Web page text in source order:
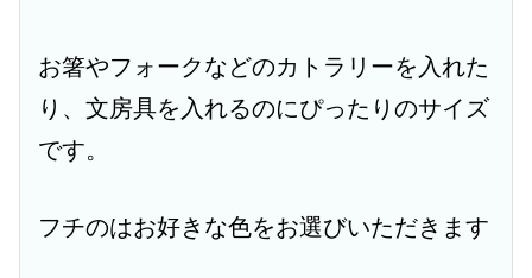
お箸やフォークなどのカトラリーを入れた
り、文房具を入れるのにぴったりのサイズ
です。
フチのはお好きな色をお選びいただきます